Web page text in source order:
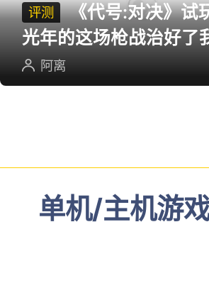
评测
《代号:对决》试玩:朝夕
光年的这场枪战治好了
血压
阿离
单机/主机游